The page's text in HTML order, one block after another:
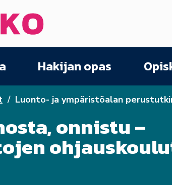
Hakijan opas
Luonto- ja ympäristöalan
onnistu –